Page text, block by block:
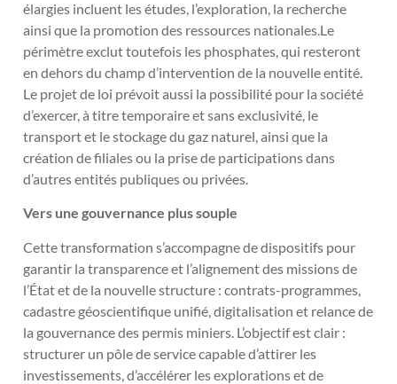
élargies incluent les études, l’exploration, la recherche
ainsi que la promotion des ressources nationales.Le
périmètre exclut toutefois les phosphates, qui resteront
en dehors du champ d’intervention de la nouvelle entité.
Le projet de loi prévoit aussi la possibilité pour la société
d’exercer, à titre temporaire et sans exclusivité, le
transport et le stockage du gaz naturel, ainsi que la
création de filiales ou la prise de participations dans
d’autres entités publiques ou privées.
Vers une gouvernance plus souple
Cette transformation s’accompagne de dispositifs pour
garantir la transparence et l’alignement des missions de
l’État et de la nouvelle structure : contrats-programmes,
cadastre géoscientifique unifié, digitalisation et relance de
la gouvernance des permis miniers. L’objectif est clair :
structurer un pôle de service capable d’attirer les
investissements, d’accélérer les explorations et de